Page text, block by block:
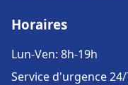
Horaires
Lun-Ven: 8h-19h
Service d'urgence